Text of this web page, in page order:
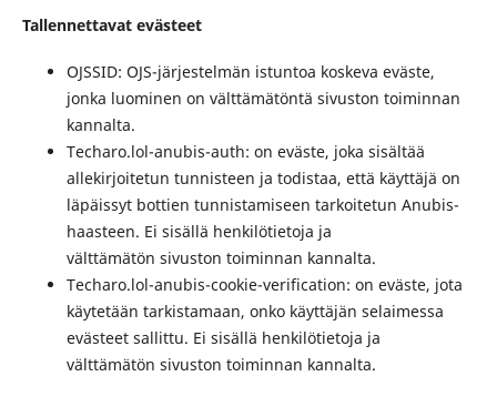
Tallennettavat evästeet
OJSSID: OJS-järjestelmän istuntoa koskeva eväste,
jonka luominen on välttämätöntä sivuston toiminnan
kannalta.
Techaro.lol-anubis-auth: on eväste, joka sisältää
allekirjoitetun tunnisteen ja todistaa, että käyttäjä on
läpäissyt bottien tunnistamiseen tarkoitetun Anubis-
haasteen. Ei sisällä henkilötietoja ja
välttämätön sivuston toiminnan kannalta.
Techaro.lol-anubis-cookie-verification: on eväste, jota
käytetään tarkistamaan, onko käyttäjän selaimessa
evästeet sallittu. Ei sisällä henkilötietoja ja
välttämätön sivuston toiminnan kannalta.